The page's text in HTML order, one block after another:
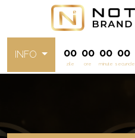
INFO 00
zile
00
ore
00
minute
00
secunde